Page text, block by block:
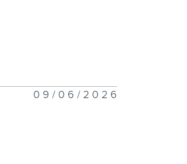
09/06/2026